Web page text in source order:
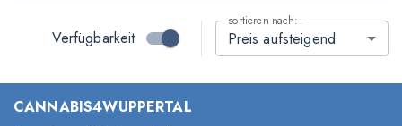
Verfügbarkeit
sortieren nach:
Preis aufsteigend
CANNABIS4WUPPERTAL